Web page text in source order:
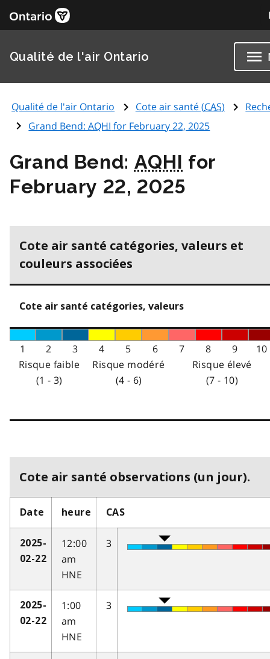
Qualité de l'air Ontario
Qualité de l'air Ontario Cote air santé (CAS)
Grand Bend:AQHI for February 22, 2025
Grand Bend: AQHI for
February 22, 2025
Cote air santé catégories, valeurs et
couleurs associées
Cote air santé catégories, valeurs
1 2 3 4 5 6 7 8 9
10
Risque faible
(1 - 3)
Risque modéré
(4 - 6)
Risque élevé
(7 - 10)
Cote air santé observations (un jour).
Date heure CAS
2025-
02-22
12:00
am
HNE
3
2025-
02-22
1:00
am
HNE
3